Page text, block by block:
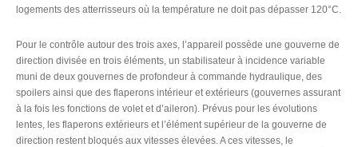
logements des atterrisseurs où la température ne doit pas dépasser 120°C.
Pour le contrôle autour des trois axes, l’appareil possède une gouverne de
direction divisée en trois éléments, un stabilisateur à incidence variable
muni de deux gouvernes de profondeur à commande hydraulique, des
spoilers ainsi que des flaperons intérieur et extérieurs (gouvernes assurant
à la fois les fonctions de volet et d’aileron). Prévus pour les évolutions
lentes, les flaperons extérieurs et l’élément supérieur de la gouverne de
direction restent bloqués aux vitesses élevées. A ces vitesses, le